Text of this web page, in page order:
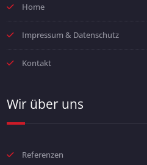
Home
Impressum & Datenschutz
Kontakt
Wir über uns
Referenzen